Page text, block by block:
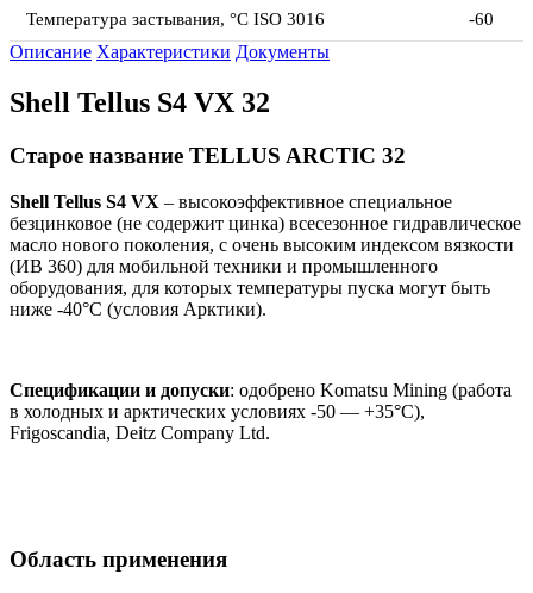
Температура застывания, °C ISO 3016 -60
Описание Характеристики Документы
Shell Tellus S4 VX 32
Старое название TELLUS ARCTIC 32
Shell Tellus S4 VX – высокоэффективное специальное
безцинковое (не содержит цинка) всесезонное гидравлическое
масло нового поколения, с очень высоким индексом вязкости
(ИВ 360) для мобильной техники и промышленного
оборудования, для которых температуры пуска могут быть
ниже -40°C (условия Арктики).
Спецификации и допуски: одобрено Komatsu Mining (работа
в холодных и арктических условиях -50 — +35°C),
Frigoscandia, Deitz Company Ltd.
Область применения